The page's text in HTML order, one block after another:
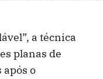
a técnica
planas de
o